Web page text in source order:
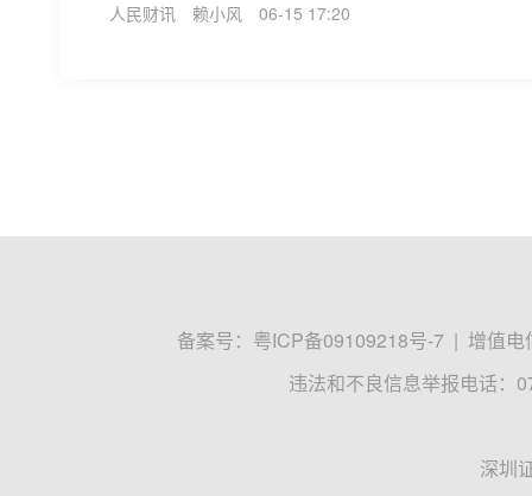
人民财讯
赖小风 06-15 17:20
备案号： 粤ICP备09109218号-7 | 增值电
违法和不良信息举报电话：
深圳